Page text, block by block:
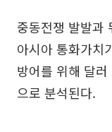
중동전쟁 발발과
아시아 통화가치
방어를 위해 달
으로 분석된다.